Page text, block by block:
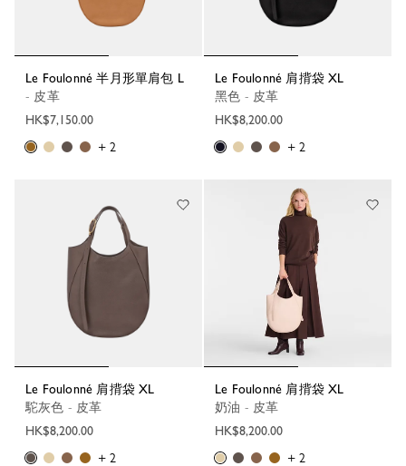
Le Foulonné 半月形單肩包 L
- 皮革
HK$7,150.00
+ 2
Le Foulonné 肩揹袋 XL
黑色 - 皮革
HK$8,200.00
+ 2
Le Foulonné 肩揹袋 XL
駝灰色 - 皮革
HK$8,200.00
+ 2
Le Foulonné 肩揹袋 XL
奶油 - 皮革
HK$8,200.00
+ 2